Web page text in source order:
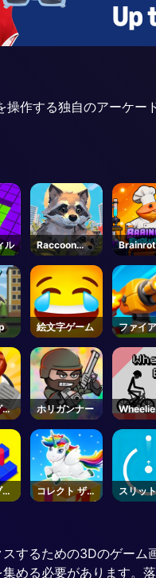
作する独自のアーケ
ル
Raccoon
Adventure:
City
Simulator
3D
Brainrot
Roblox
絵文字ゲーム
ファイ
ン マー
ィフェ
マ
ホリガンナー
コレクト ザ
クリスマス ギ
スリッ
ト
するための3Dのゲー
める必要があります。